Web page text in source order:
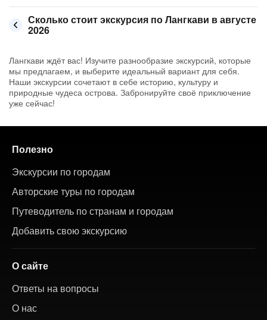
Сколько стоит экскурсия по Лангкави в августе
2026
Лангкави ждёт вас! Изучите разнообразие экскурсий, которые
мы предлагаем, и выберите идеальный вариант для себя.
Наши экскурсии сочетают в себе историю, культуру и
природные чудеса острова. Забронируйте своё приключение
уже сейчас!
Полезно
Экскурсии по городам
Авторские туры по городам
Путеводитель по странам и городам
Добавить свою экскурсию
О сайте
Ответы на вопросы
О нас